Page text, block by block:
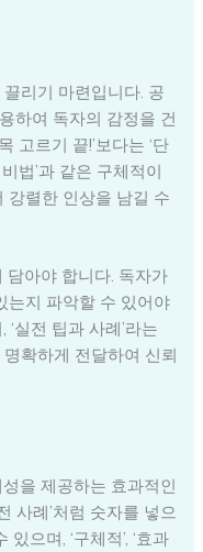
리기 마련입니다. 공
하여 독자의 감정을 건
고르기 끝!’보다는 ‘단
법’과 같은 구체적이
강렬한 인상을 남길 수
담아야 합니다. 독자가
는지 파악할 수 있어야
실전 팁과 사례’라는
확하게 전달하여 신뢰
을 제공하는 효과적인
사례’처럼 숫자를 넣으
으며, ‘구체적’, ‘효과